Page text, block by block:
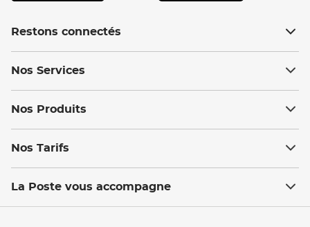
Restons connectés
Nos Services
Nos Produits
Nos Tarifs
La Poste vous accompagne